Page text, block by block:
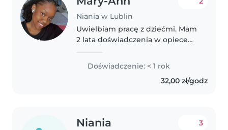
Niania w Lublin
Uwielbiam pracę z dziećmi. Mam
2 lata doświadczenia w opiece
nastolatkami i maluchami. Mam
nad dziećmi o specjalnych
Doświadczenie: < 1 rok
32,00 zł/godz
Niania 3